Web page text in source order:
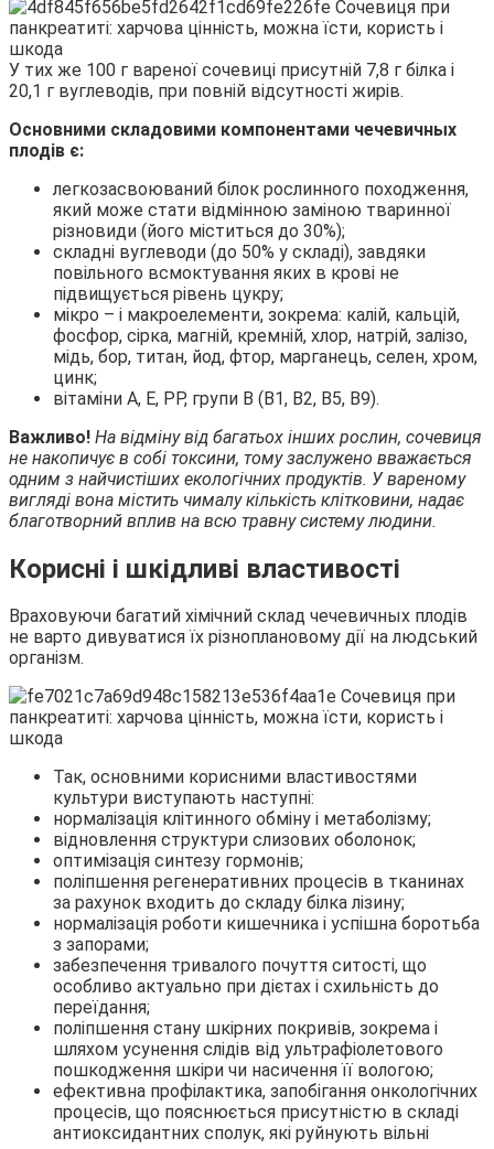
У тих же 100 г вареної сочевиці присутній 7,8 г білка і
20,1 г вуглеводів, при повній відсутності жирів.
Основними складовими компонентами чечевичных
плодів є:
легкозасвоюваний білок рослинного походження,
який може стати відмінною заміною тваринної
різновиди (його міститься до 30%);
складні вуглеводи (до 50% у складі), завдяки
повільного всмоктування яких в крові не
підвищується рівень цукру;
мікро – і макроелементи, зокрема: калій, кальцій,
фосфор, сірка, магній, кремній, хлор, натрій, залізо,
мідь, бор, титан, йод, фтор, марганець, селен, хром,
цинк;
вітаміни А, Е, РР, групи В (В1, В2, В5, В9).
Важливо! На відміну від багатьох інших рослин, сочевиця
не накопичує в собі токсини, тому заслужено вважається
одним з найчистіших екологічних продуктів. У вареному
вигляді вона містить чималу кількість клітковини, надає
благотворний вплив на всю травну систему людини.
Корисні і шкідливі властивості
Враховуючи багатий хімічний склад чечевичных плодів
не варто дивуватися їх різноплановому дії на людський
організм.
Так, основними корисними властивостями
культури виступають наступні:
нормалізація клітинного обміну і метаболізму;
відновлення структури слизових оболонок;
оптимізація синтезу гормонів;
поліпшення регенеративних процесів в тканинах
за рахунок входить до складу білка лізину;
нормалізація роботи кишечника і успішна боротьба
з запорами;
забезпечення тривалого почуття ситості, що
особливо актуально при дієтах і схильність до
переїдання;
поліпшення стану шкірних покривів, зокрема і
шляхом усунення слідів від ультрафіолетового
пошкодження шкіри чи насичення її вологою;
ефективна профілактика, запобігання онкологічних
процесів, що пояснюється присутністю в складі
антиоксидантних сполук, які руйнують вільні